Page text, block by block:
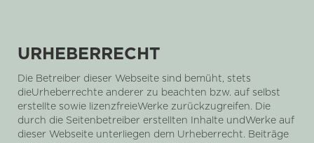
URHEBERRECHT
Die Betreiber dieser Webseite sind bemüht, stets
dieUrheberrechte anderer zu beachten bzw. auf selbst
erstellte sowie lizenzfreieWerke zurückzugreifen. Die
durch die Seitenbetreiber erstellten Inhalte undWerke auf
dieser Webseite unterliegen dem Urheberrecht. Beiträge